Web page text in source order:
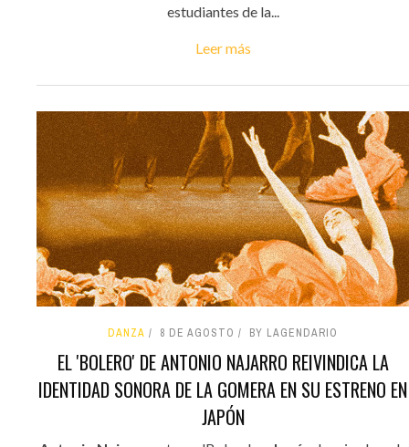
estudiantes de la...
Leer más
DANZA 8 DE AGOSTO BY LAGENDARIO
EL 'BOLERO' DE ANTONIO NAJARRO REIVINDICA LA
IDENTIDAD SONORA DE LA GOMERA EN SU ESTRENO EN
JAPÓN